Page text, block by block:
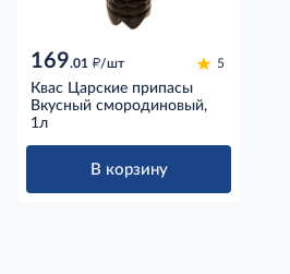
169.01 д/шт 5
Квас Царские припасы
Вкусный смородиновый,
1л
В корзину